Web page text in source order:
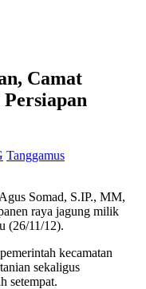
Camat
Tanggamus
Somad, S.IP., MM,
raya jagung milik
(26/11/12).
kecamatan
sekaligus
setempat.